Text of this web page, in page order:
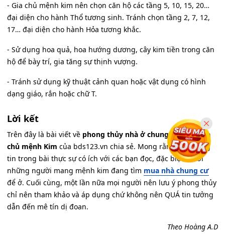
- Gia chủ mệnh kim nên chọn căn hộ các tầng 5, 10, 15, 20…
đại diện cho hành Thổ tương sinh. Tránh chọn tầng 2, 7, 12,
17… đại diện cho hành Hỏa tương khắc.
- Sử dụng hoa quả, hoa hướng dương, cây kim tiền trong căn
hộ để bày trí, gia tăng sự thịnh vượng.
- Tránh sử dụng kỹ thuật cảnh quan hoặc vật dụng có hình
dạng giáo, rắn hoặc chữ T.
Lời kết
Trên đây là bài viết về phong thủy nhà ở chung cư theo gia
chủ mệnh Kim của bds123.vn chia sẻ. Mong rằng các thông
tin trong bài thực sự có ích với các bạn đọc, đặc biệt là với
những người mang mệnh kim đang tìm mua nhà chung cư
để ở. Cuối cùng, một lần nữa mọi người nên lưu ý phong thủy
chỉ nên tham khảo và áp dụng chứ không nên QUÁ tin tưởng
dẫn đến mê tín dị đoan.
Theo Hoàng A.D